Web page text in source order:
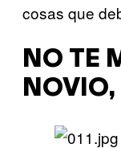
cosas que
NO TE